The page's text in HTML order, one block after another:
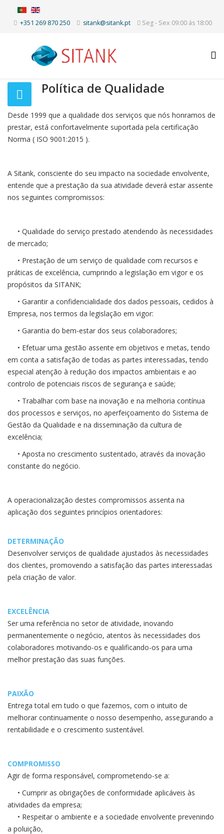
+351 269 870 250 sitank@sitank.pt Seg - Sex 09:00 ás 18:00
Política de Qualidade
Desde 1999 que a qualidade dos serviços que nós honramos de
prestar, está confortavelmente suportada pela certificação
Norma ( ISO 9001:2015 ).
A Sitank, consciente do seu impacto na sociedade envolvente,
entende que a prestação da sua atividade deverá estar assente
nos seguintes compromissos:
• Qualidade do serviço prestado atendendo às necessidades
de mercado;
• Prestação de um serviço de qualidade com recursos e
práticas de excelência, cumprindo a legislação em vigor e os
propósitos da SITANK;
• Garantir a confidencialidade dos dados pessoais, cedidos à
Empresa, nos termos da legislação em vigor:
• Garantia do bem-estar dos seus colaboradores;
• Efetuar uma gestão assente em objetivos e metas, tendo
em conta a satisfação de todas as partes interessadas, tendo
especial atenção à redução dos impactos ambientais e ao
controlo de potenciais riscos de segurança e saúde;
• Trabalhar com base na inovação e na melhoria contínua
dos processos e serviços, no aperfeiçoamento do Sistema de
Gestão da Qualidade e na disseminação da cultura de
excelência;
• Aposta no crescimento sustentado, através da inovação
constante do negócio.
A operacionalização destes compromissos assenta na
aplicação dos seguintes princípios orientadores:
DETERMINAÇÃO
Desenvolver serviços de qualidade ajustados às necessidades
dos clientes, promovendo a satisfação das partes interessadas
pela criação de valor.
EXCELÊNCIA
Ser uma referência no setor de atividade, inovando
permanentemente o negócio, atentos às necessidades dos
colaboradores motivando-os e qualificando-os para uma
melhor prestação das suas funções.
PAIXÃO
Entrega total em tudo o que fazemos, com o intuito de
melhorar continuamente o nosso desempenho, assegurando a
rentabilidade e o crescimento sustentável.
COMPROMISSO
Agir de forma responsável, comprometendo-se a:
• Cumprir as obrigações de conformidade aplicáveis às
atividades da empresa;
• Respeitar o ambiente e a sociedade envolvente prevenindo
a poluição,